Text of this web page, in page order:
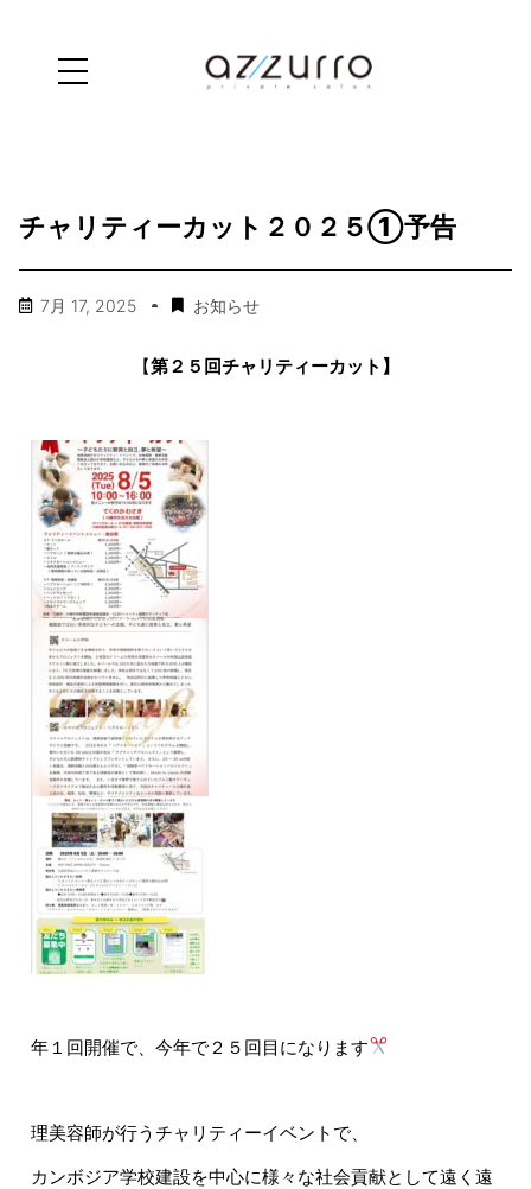
チャリティーカット２０２５①予告
7月 17, 2025 お知らせ
【第２５回チャリティーカット】
年１回開催で、今年で２５回目になります
理美容師が行うチャリティーイベントで、
カンボジア学校建設を中心に様々な社会貢献として遠く遠